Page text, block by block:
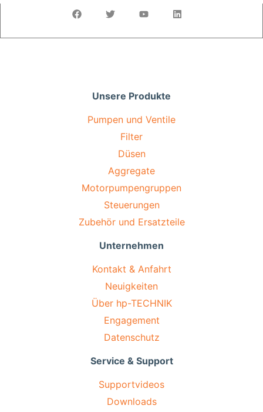
Unsere Produkte
Pumpen und Ventile
Filter
Düsen
Aggregate
Motorpumpengruppen
Steuerungen
Zubehör und Ersatzteile
Unternehmen
Kontakt & Anfahrt
Neuigkeiten
Über hp-TECHNIK
Engagement
Datenschutz
Service & Support
Supportvideos
Downloads